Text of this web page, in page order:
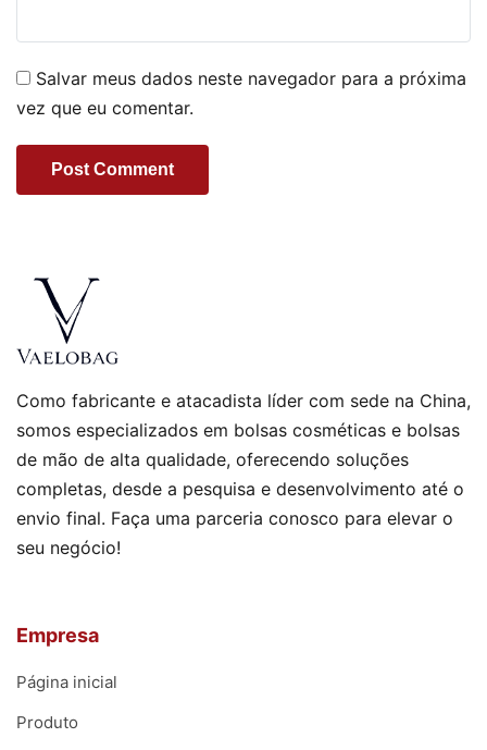
Salvar meus dados neste navegador para a próxima
vez que eu comentar.
Como fabricante e atacadista líder com sede na China,
somos especializados em bolsas cosméticas e bolsas
de mão de alta qualidade, oferecendo soluções
completas, desde a pesquisa e desenvolvimento até o
envio final. Faça uma parceria conosco para elevar o
seu negócio!
Empresa
Página inicial
Produto